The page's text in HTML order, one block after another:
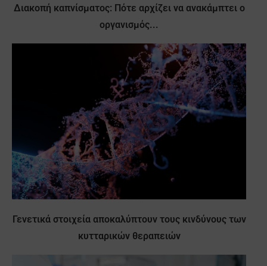
Διακοπή καπνίσματος: Πότε αρχίζει να ανακάμπτει ο
οργανισμός...
Γενετικά στοιχεία αποκαλύπτουν τους κινδύνους των
κυτταρικών θεραπειών